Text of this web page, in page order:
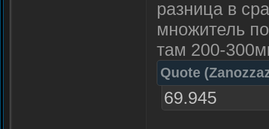
разница в
множитель
там 200-
Quote (
69.945